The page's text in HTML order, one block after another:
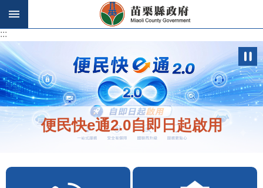
跳到主要內容區塊
:::
:::
便民快e通2.0自即日起啟用